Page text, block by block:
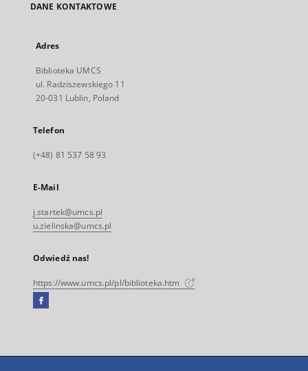
DANE KONTAKTOWE
Adres
Biblioteka UMCS
ul. Radziszewskiego 11
20-031 Lublin, Poland
Telefon
(+48) 81 537 58 93
E-Mail
j.startek@umcs.pl
u.zielinska@umcs.pl
Odwiedź nas!
https://www.umcs.pl/pl/biblioteka.htm
Facebook
się